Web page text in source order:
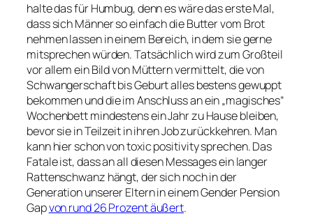
halte das für Humbug, denn es wäre das erste Mal,
dass sich Männer so einfach die Butter vom Brot
nehmen lassen in einem Bereich, in dem sie gerne
mitsprechen würden. Tatsächlich wird zum Großteil
vor allem ein Bild von Müttern vermittelt, die von
Schwangerschaft bis Geburt alles bestens gewuppt
bekommen und die im Anschluss an ein „magisches“
Wochenbett mindestens ein Jahr zu Hause bleiben,
bevor sie in Teilzeit in ihren Job zurückkehren. Man
kann hier schon vontoxic positivitysprechen. Das
Fatale ist, dass an all diesen Messages ein langer
Rattenschwanz hängt, der sich noch in der
Generation unserer Eltern in einem Gender Pension
Gapvon rund 26 Prozent äußert.